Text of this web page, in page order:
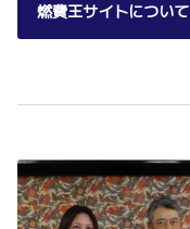
燃費王サイトについて